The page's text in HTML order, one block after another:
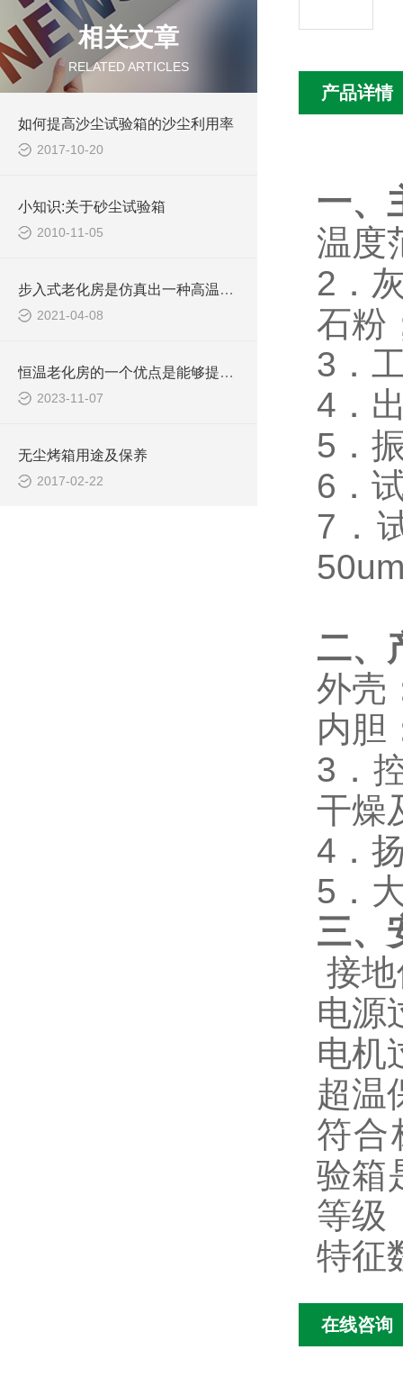
相关文章
RELATED ARTICLES
如何提高沙尘试验箱的沙尘利用率
2017-10-20
小知识:关于砂尘试验箱
2010-11-05
步入式老化房是仿真出一种高温恶劣环境测试的设备
2021-04-08
恒温老化房的一个优点是能够提供长期稳定的测试条件
2023-11-07
无尘烤箱用途及保养
2017-02-22
产品详情
一、
温度
2．
石粉
3．
4．
5．
6．
7．
二、
外壳
内胆
3．
干燥
4．
5．
三、
接
电源
电机
超温
符合
验箱
等级
特征
在线咨询